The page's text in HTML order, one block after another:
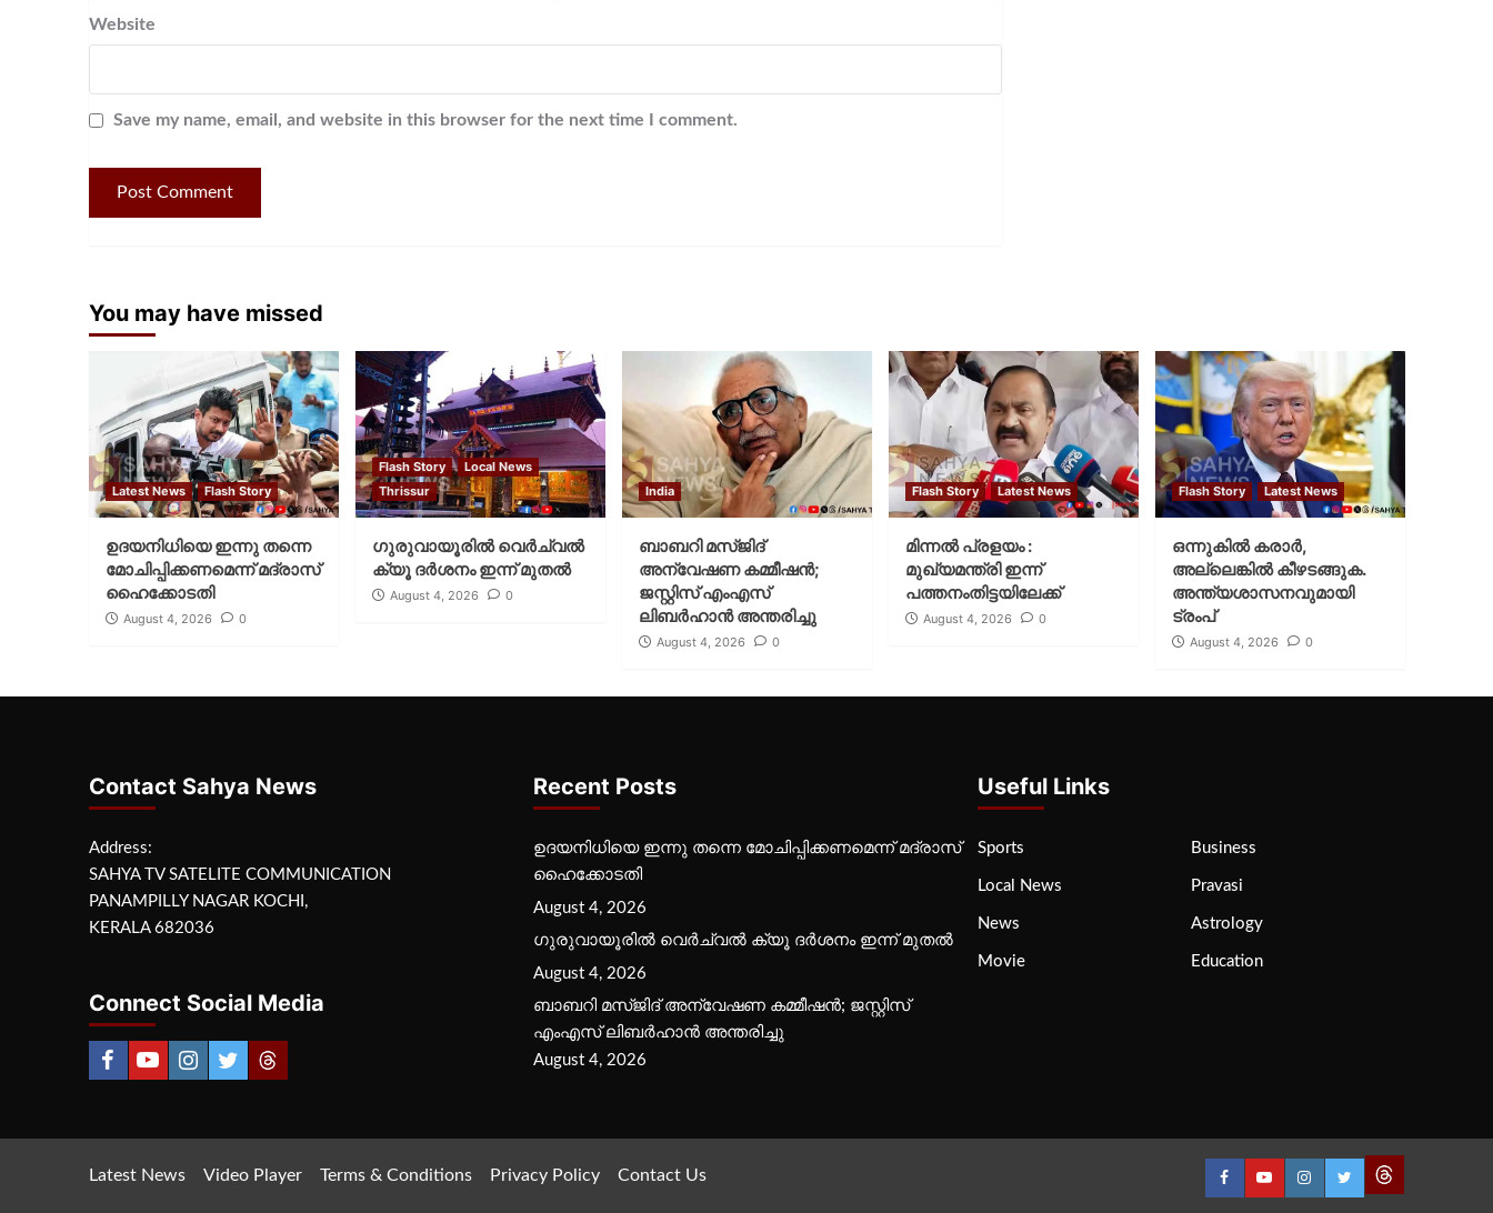
Website
Save my name, email, and website in this browser for the next time I comment.
You may have missed
Latest News Flash Story
ഉദയനിധിയെ ഇന്നു തന്നെ
മോചിപ്പിക്കണമെന്ന് മദ്രാസ്
ഹൈക്കോടതി
August 4, 2026 0
Flash Story
Local News
Thrissur
ഗുരുവായൂരില്‍ വെര്‍ച്വല്‍
ക്യൂ ദര്‍ശനം ഇന്ന് മുതല്‍
August 4, 2026 0
India
ബാബറി മസ്ജിദ്
അന്വേഷണ കമ്മീഷന്‍;
ജസ്റ്റിസ് എംഎസ്
ലിബര്‍ഹാന്‍ അന്തരിച്ചു
August 4, 2026 0
Flash Story Latest News
മിന്നല്‍ പ്രളയം :
മുഖ്യമന്ത്രി ഇന്ന്
പത്തനംതിട്ടയിലേക്ക്
August 4, 2026 0
Flash Story Latest News
ഒന്നുകില്‍ കരാര്‍,
അല്ലെങ്കില്‍ കീഴടങ്ങുക.
അന്ത്യശാസനവുമായി
ട്രംപ്
August 4, 2026 0
Contact Sahya News
Address:
SAHYA TV SATELITE COMMUNICATION
PANAMPILLY NAGAR KOCHI,
KERALA 682036
Connect Social Media
Recent Posts
ഉദയനിധിയെ ഇന്നു തന്നെ മോചിപ്പിക്കണമെന്ന് മദ്രാസ്
ഹൈക്കോടതി
August 4, 2026
ഗുരുവായൂരില്‍ വെര്‍ച്വല്‍ ക്യൂ ദര്‍ശനം ഇന്ന് മുതല്‍
August 4, 2026
ബാബറി മസ്ജിദ് അന്വേഷണ കമ്മീഷന്‍; ജസ്റ്റിസ്
എംഎസ് ലിബര്‍ഹാന്‍ അന്തരിച്ചു
August 4, 2026
Useful Links
Sports Business
Local News Pravasi
News Astrology
Movie Education
Latest News Video Player Terms & Conditions Privacy Policy Contact Us